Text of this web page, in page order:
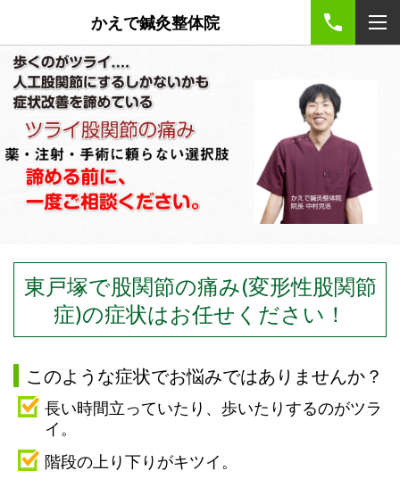
かえで鍼灸整体院
東戸塚で股関節の痛み(変形性股関節
症)の症状はお任せください！
このような症状でお悩みではありませんか？
長い時間立っていたり、歩いたりするのがツラ
イ。
階段の上り下りがキツイ。